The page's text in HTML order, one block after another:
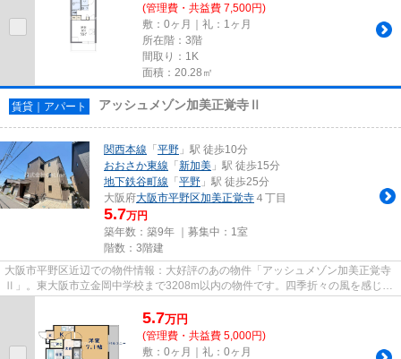
(管理費・共益費 7,500円)
敷：0ヶ月｜礼：1ヶ月
所在階：3階
間取り：1K
面積：20.28㎡
賃貸｜アパート アッシュメゾン加美正覚寺Ⅱ
関西本線 「平野 」駅 徒歩10分
おおさか東線 「新加美 」駅 徒歩15分
地下鉄谷町線 「平野 」駅 徒歩25分
大阪府大阪市平野区加美正覚寺 ４丁目
5.7万円
築年数：築9年 ｜募集中： 1室
階数：3階建
大阪市平野区近辺での物件情報：大好評のあの物件「アッシュメゾン加美正覚寺
Ⅱ」。東大阪市立金岡中学校まで3208m以内の物件です。四季折々の風を感じら
れる通風良好な快適の物件です...
5.7万円
(管理費・共益費 5,000円)
敷：0ヶ月｜礼：0ヶ月